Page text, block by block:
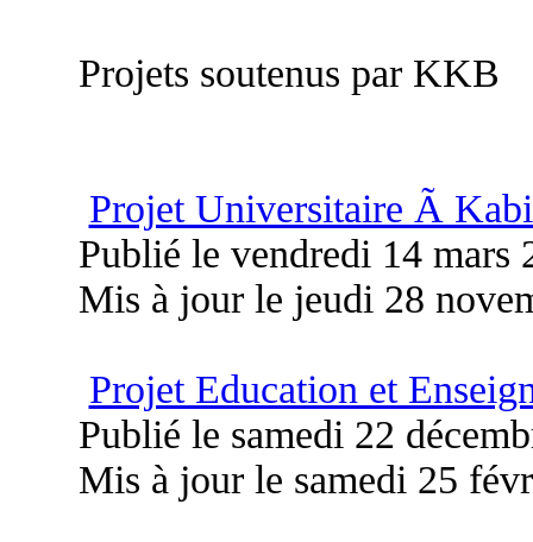
Projets soutenus par KKB
Projet Universitaire Ã
Publié le vendredi 14 mars
Mis à jour le jeudi 28
Projet Education et
Publié le samedi 22
Mis à jour le samedi 25